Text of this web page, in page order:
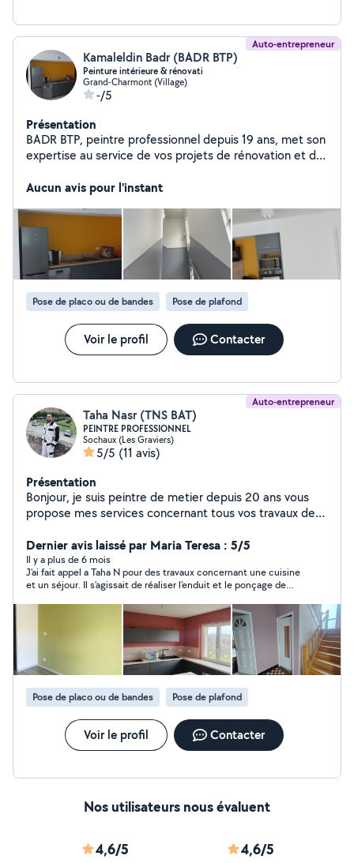
Auto-entrepreneur
Kamaleldin Badr (BADR BTP)
Peinture intérieure & rénovati
Grand-Charmont (Village)
-/5
Présentation
BADR BTP, peintre professionnel depuis 19 ans, met son
expertise au service de vos projets de rénovation et de
extérieure, enduit, ponçage et lissage, nous assurons
inclut également des techniques décoratives comme le
stuc, apportant élégance et originalité à vos murs.
Sérieux, réactifs et à l'écoute, nous vous accompagnons
du conseil à la réalisation pour sublimer vos espaces.
BADR BTP, la qualité artisanale au service de votre
satisfaction. Devis gratuit.
Aucun avis pour l'instant
Pose de placo ou de bandes Pose de plafond
Voir le profil Contacter
Auto-entrepreneur
Taha Nasr (TNS BAT)
PEINTRE PROFESSIONNEL
Sochaux (Les Graviers)
5/5 (11 avis)
Présentation
Bonjour, je suis peintre de metier depuis 20 ans vous
propose mes services concernant tous vos travaux de
enduiseur de métier.Tous les travaux de rénovation et
rafraîchissement ou habitation neuve peinture, joints au
placo, enduit lissage ratissage, tapisserie ( papier peint
et toile de verre) La qualité du travail avant tout, Travail
propre et soigner Très efficace et rapide
Dernier avis laissé par Maria Teresa : 5/5
Il y a plus de 6 mois
J'ai fait appel a Taha N pour des travaux concernant une cuisine
et un séjour. Il s'agissait de réaliser l'enduit et le ponçage de
peinture des deux pièces, murs et plafonds. Afin que les pièces
soient totalement finies, Taha N a eu l'amabilité de proposer de
se charger du colmatage des fissures à divers endroits, ainsi
que la peinture du radiateur et de la porte du séjour! C'est une
personne ponctuelle, sérieuse et compétente dans son
domaine. Je recommande...
Pose de placo ou de bandes
Pose de plafond
Voir le profil Contacter
Nos utilisateurs nous évaluent
4,6/5 4,6/5